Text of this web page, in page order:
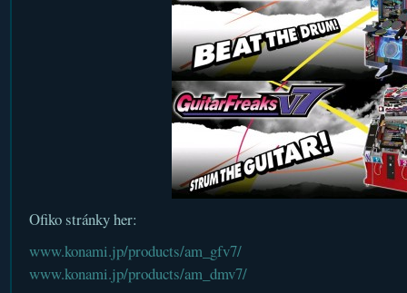
Ofiko stránky her:
www.konami.jp/products/am_gfv7/
www.konami.jp/products/am_dmv7/